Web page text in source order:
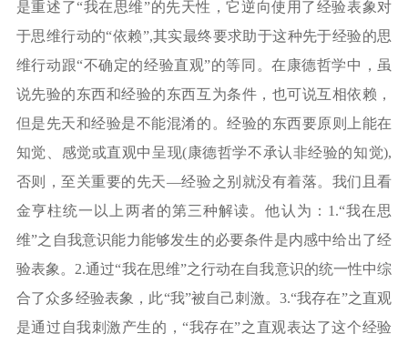
是重述了“我在思维”的先天性，它逆向使用了经验表象对
于思维行动的“依赖”,其实最终要求助于这种先于经验的思
维行动跟“不确定的经验直观”的等同。在康德哲学中，虽
说先验的东西和经验的东西互为条件，也可说互相依赖，
但是先天和经验是不能混淆的。经验的东西要原则上能在
知觉、感觉或直观中呈现(康德哲学不承认非经验的知觉),
否则，至关重要的先天—经验之别就没有着落。我们且看
金亨柱统一以上两者的第三种解读。他认为：1.“我在思
维”之自我意识能力能够发生的必要条件是内感中给出了经
验表象。2.通过“我在思维”之行动在自我意识的统一性中综
合了众多经验表象，此“我”被自己刺激。3.“我存在”之直观
是通过自我刺激产生的，“我存在”之直观表达了这个经验